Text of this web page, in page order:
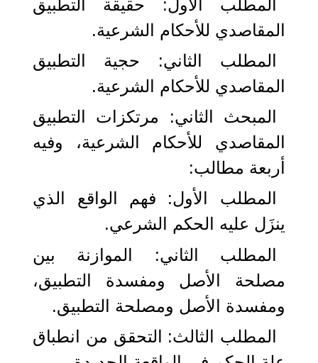
المطلب الأول: حقيقة التطبيق
المقاصدي للأحكام الشرعية.
المطلب الثاني: حجية التطبيق
المقاصدي للأحكام الشرعية.
المبحث الثاني: مرتكزات التطبيق
المقاصدي للأحكام الشرعية، وفيه
أربعة مطالب:
المطلب الأول: فهم الواقع الذي
ينزَل عليه الحكم الشرعي.
المطلب الثاني: الموازنة بين
مصلحة الأصل ومفسدة التطبيق،
ومفسدة الأصل ومصلحة التطبيق.
المطلب الثالث: التحقق من انطباق